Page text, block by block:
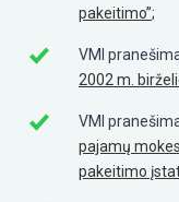
pakeitimo”;
VMI
2002 m.
VMI
pajamų
pakeitimo